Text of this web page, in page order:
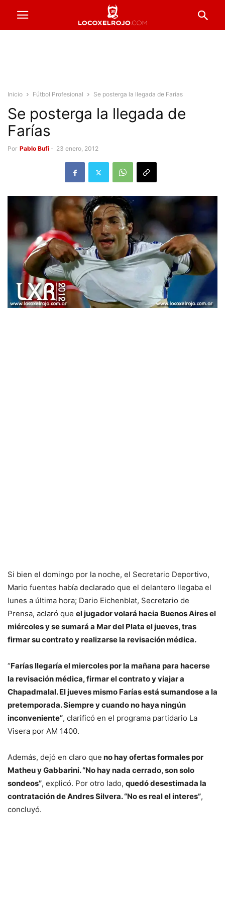
Inicio Fútbol Profesional Se posterga la llegada de Farías
Se posterga la llegada de
Farías
Por Pablo Bufi - 23 enero, 2012
Si bien el domingo por la noche, el Secretario Deportivo,
Mario fuentes había declarado que el delantero llegaba el
lunes a última hora; Dario Eichenblat, Secretario de
Prensa, aclaró que el jugador volará hacia Buenos Aires el
miércoles y se sumará a Mar del Plata el jueves, tras
firmar su contrato y realizarse la revisación médica.
“Farías llegaría el miercoles por la mañana para hacerse
la revisación médica, firmar el contrato y viajar a
Chapadmalal. El jueves mismo Farías está sumandose a la
pretemporada. Siempre y cuando no haya ningún
inconveniente”, clarificó en el programa partidario La
Visera por AM 1400.
Además, dejó en claro que no hay ofertas formales por
Matheu y Gabbarini. “No hay nada cerrado, son solo
sondeos”, explicó. Por otro lado, quedó desestimada la
contratación de Andres Silvera. “No es real el interes”,
concluyó.